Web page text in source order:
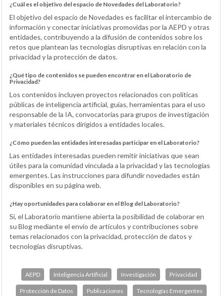
¿Cuál es el objetivo del espacio de Novedades del Laboratorio?
El objetivo del espacio de Novedades es facilitar el intercambio de
información y conectar iniciativas promovidas por la AEPD y otras
entidades, contribuyendo a la difusión de contenidos sobre los
retos que plantean las tecnologías disruptivas en relación con la
privacidad y la protección de datos.
¿Qué tipo de contenidos se pueden encontrar en el Laboratorio de
Privacidad?
Los contenidos incluyen proyectos relacionados con políticas
públicas de inteligencia artificial, guías, herramientas para el uso
responsable de la IA, convocatorias para grupos de investigación
y materiales técnicos dirigidos a entidades locales.
¿Cómo pueden las entidades interesadas participar en el Laboratorio?
Las entidades interesadas pueden remitir iniciativas que sean
útiles para la comunidad vinculada a la privacidad y las tecnologías
emergentes. Las instrucciones para difundir novedades están
disponibles en su página web.
¿Hay oportunidades para colaborar en el Blog del Laboratorio?
Sí, el Laboratorio mantiene abierta la posibilidad de colaborar en
su Blog mediante el envío de artículos y contribuciones sobre
temas relacionados con la privacidad, protección de datos y
tecnologías disruptivas.
AEPD Inteligencia Artificial Investigación Privacidad
Protección de Datos Publicaciones Tecnologías Emergentes